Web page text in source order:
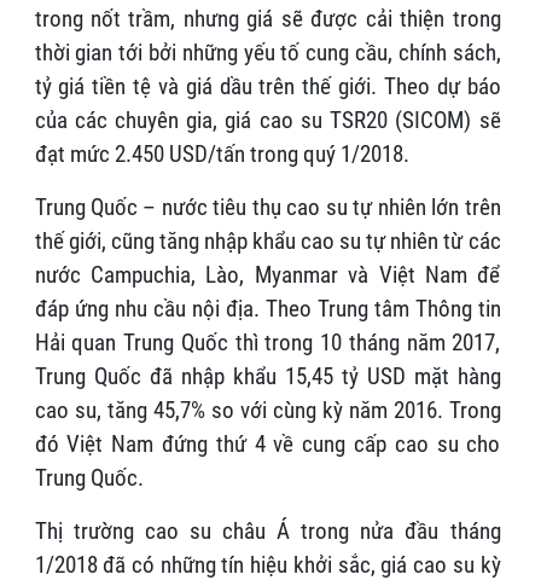
trong nốt trầm, nhưng giá sẽ được cải thiện trong
thời gian tới bởi những yếu tố cung cầu, chính sách,
tỷ giá tiền tệ và giá dầu trên thế giới. Theo dự báo
của các chuyên gia, giá cao su TSR20 (SICOM) sẽ
đạt mức 2.450 USD/tấn trong quý 1/2018.
Trung Quốc – nước tiêu thụ cao su tự nhiên lớn trên
thế giới, cũng tăng nhập khẩu cao su tự nhiên từ các
nước Campuchia, Lào, Myanmar và Việt Nam để
đáp ứng nhu cầu nội địa. Theo Trung tâm Thông tin
Hải quan Trung Quốc thì trong 10 tháng năm 2017,
Trung Quốc đã nhập khẩu 15,45 tỷ USD mặt hàng
cao su, tăng 45,7% so với cùng kỳ năm 2016. Trong
đó Việt Nam đứng thứ 4 về cung cấp cao su cho
Trung Quốc.
Thị trường cao su châu Á trong nửa đầu tháng
1/2018 đã có những tín hiệu khởi sắc, giá cao su kỳ